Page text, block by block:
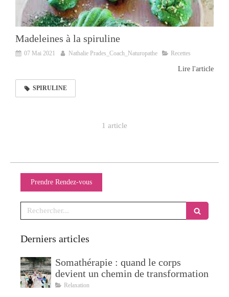
Madeleines à la spiruline
07 Mai 2021 Nathalie Prades_Coach_Naturopathe Recettes
Lire l'article
SPIRULINE
1 article
Prendre Rendez-vous
Rechercher
Derniers articles
Somathérapie : quand le corps
devient un chemin de transformation
Relaxation